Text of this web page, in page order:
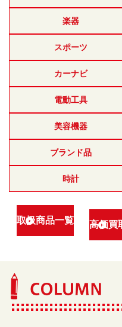
楽器
スポーツ
カーナビ
電動工具
美容機器
ブランド品
時計
取扱商品一覧 高価買